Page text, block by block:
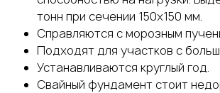
тонн при сечении 150х150 мм.
Справляются с морозным
Подходят для участков с
Устанавливаются круглый год.
Свайный фундамент стоит